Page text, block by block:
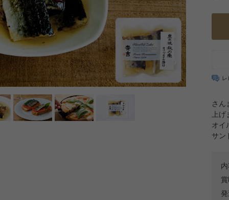
さん
上
オイ
サン